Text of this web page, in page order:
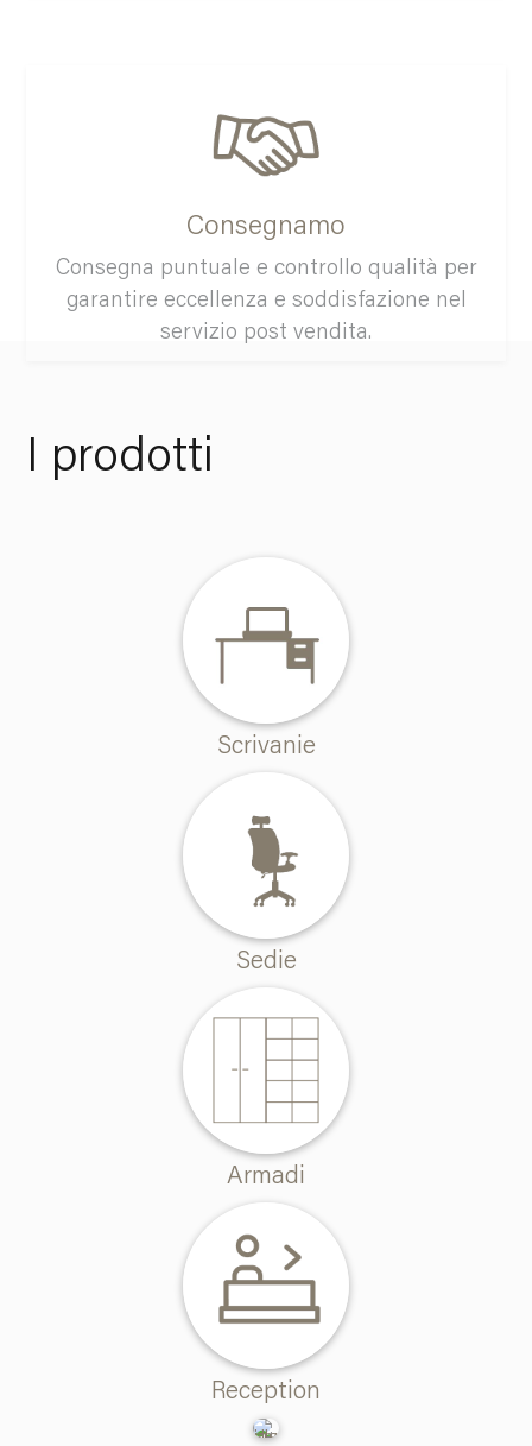
Consegnamo
Consegna puntuale e controllo qualità per
garantire eccellenza e soddisfazione nel
servizio post vendita.
I prodotti
Scrivanie
Sedie
Armadi
Reception